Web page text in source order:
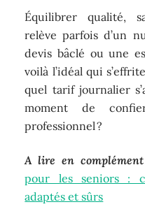
Équilibrer qualité,
relève parfois d’un
devis bâclé ou une
voilà l’idéal qui
quel tarif journalier
moment de
professionnel ?
A lire en
pour les seniors :
adaptés et sûrs